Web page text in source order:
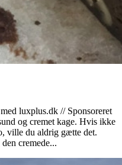
luxplus.dk // Sponsoreret
og cremet kage. Hvis ikke
ville du aldrig gætte det.
cremede...